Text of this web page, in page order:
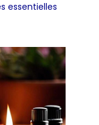
essentielles